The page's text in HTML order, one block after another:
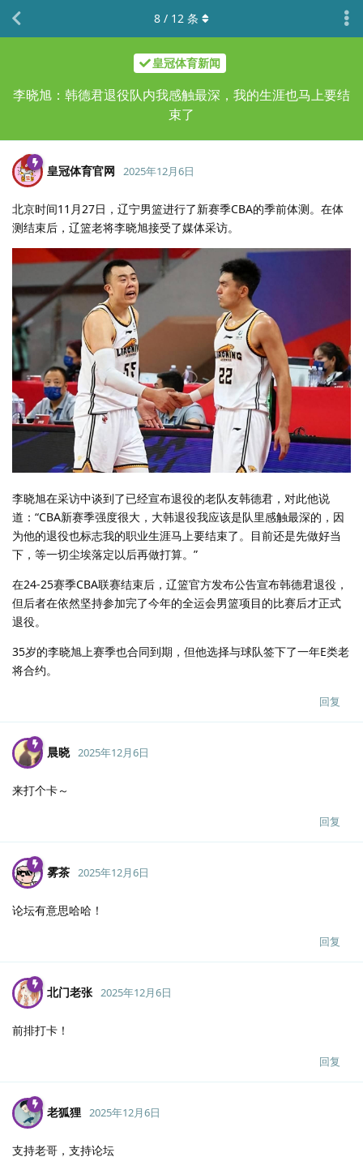
皇冠体育新闻
李晓旭：韩德君退役队内我感触最深，我的生涯也马上要结
束了
8 / 12 条
皇冠体育官网 2025年12月6日
北京时间11月27日，辽宁男篮进行了新赛季CBA的季前体测。在体
测结束后，辽篮老将李晓旭接受了媒体采访。
李晓旭在采访中谈到了已经宣布退役的老队友韩德君，对此他说
道：“CBA新赛季强度很大，大韩退役我应该是队里感触最深的，因
为他的退役也标志我的职业生涯马上要结束了。目前还是先做好当
下，等一切尘埃落定以后再做打算。”
在24-25赛季CBA联赛结束后，辽篮官方发布公告宣布韩德君退役，
但后者在依然坚持参加完了今年的全运会男篮项目的比赛后才正式
退役。
35岁的李晓旭上赛季也合同到期，但他选择与球队签下了一年E类老
将合约。
回复
晨晓 2025年12月6日
来打个卡～
回复
雾茶 2025年12月6日
论坛有意思哈哈！
回复
北门老张 2025年12月6日
前排打卡！
回复
老狐狸 2025年12月6日
支持老哥，支持论坛